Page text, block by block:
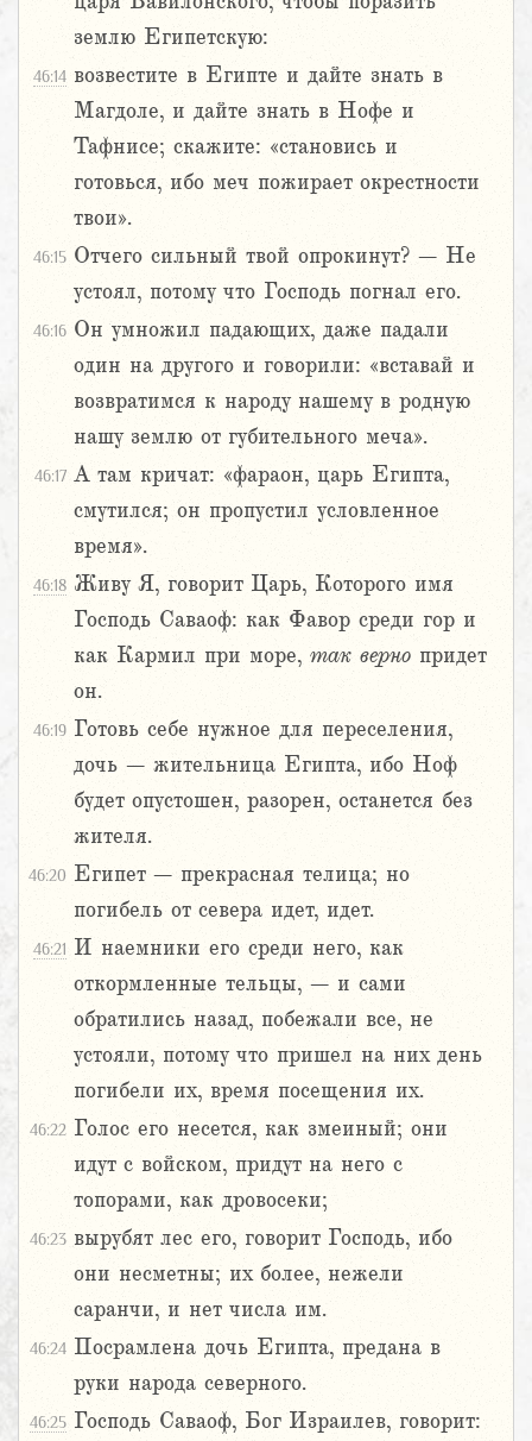
землю Египетскую:
46:14 возвестите в Египте и дайте знать в
Магдоле, и дайте знать в Нофе и
Тафнисе; скажите: «становись и
готовься, ибо меч пожирает окрестности
твои».
46:15 Отчего сильный твой опрокинут? – Не
устоял, потому что Господь погнал его.
46:16 Он умножил падающих, даже падали
один на другого и говорили: «вставай и
возвратимся к народу нашему в родную
нашу землю от губительного меча».
46:17 А там кричат: «фараон, царь Египта,
смутился; он пропустил условленное
время».
46:18 Живу Я, говорит Царь, Которого имя
Господь Саваоф: как Фавор среди гор и
как Кармил при море, так верно придет
он.
46:19 Готовь себе нужное для переселения,
дочь – жительница Египта, ибо Ноф
будет опустошен, разорен, останется без
жителя.
46:20 Египет – прекрасная телица; но
погибель от севера идет, идет.
46:21 И наемники его среди него, как
откормленные тельцы, – и сами
обратились назад, побежали все, не
устояли, потому что пришел на них день
погибели их, время посещения их.
46:22 Голос его несется, как змеиный; они
идут с войском, придут на него с
топорами, как дровосеки;
46:23 вырубят лес его, говорит Господь, ибо
они несметны; их более, нежели
саранчи, и нет числа им.
46:24 Посрамлена дочь Египта, предана в
руки народа северного.
46:25 Господь Саваоф, Бог Израилев, говорит: